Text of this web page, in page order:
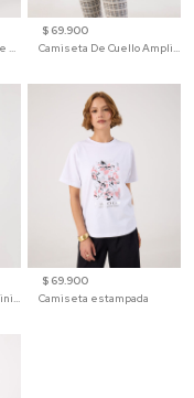
$ 69.900
$ 69.900
Camiseta estampada